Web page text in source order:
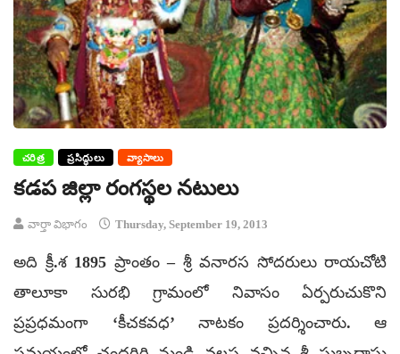
చరిత్ర ప్రసిద్ధులు వ్యాసాలు
కడప జిల్లా రంగస్థల నటులు
వార్తా విభాగం Thursday, September 19, 2013
అది క్రీ.శ 1895 ప్రాంతం – శ్రీ వనారస సోదరులు రాయచోటి
తాలూకా సురభి గ్రామంలో నివాసం ఏర్పరుచుకొని
ప్రప్రధమంగా ‘కీచకవధ’ నాటకం ప్రదర్శించారు. ఆ